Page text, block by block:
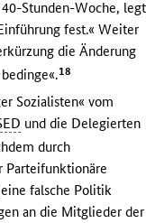
Stunden-Woche,
fest.« Weiter
die Änderung
18
Sozialisten« vom
und die Delegierten
durch
Parteifunktionäre
eine falsche Politik
an die Mitglieder der